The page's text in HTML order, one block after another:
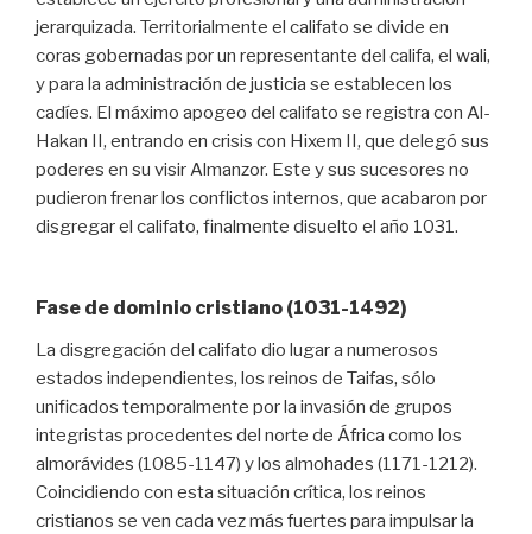
jerarquizada. Territorialmente el califato se divide en
coras gobernadas por un representante del califa, el wali,
y para la administración de justicia se establecen los
cadíes. El máximo apogeo del califato se registra con Al-
Hakan II, entrando en crisis con Hixem II, que delegó sus
poderes en su visir Almanzor. Este y sus sucesores no
pudieron frenar los conflictos internos, que acabaron por
disgregar el califato, finalmente disuelto el año 1031.
Fase de dominio cristiano (1031-1492)
La disgregación del califato dio lugar a numerosos
estados independientes, los reinos de Taifas, sólo
unificados temporalmente por la invasión de grupos
integristas procedentes del norte de África como los
almorávides (1085-1147) y los almohades (1171-1212).
Coincidiendo con esta situación crítica, los reinos
cristianos se ven cada vez más fuertes para impulsar la